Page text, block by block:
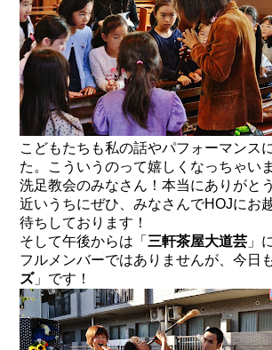
こどもたちも私の話やパフォーマンス
た。こういうのって嬉しくなっちゃい
洗足教会のみなさん！本当にありがと
近いうちにぜひ、みなさんでHOJにお
待ちしております！
そして午後からは「 三軒茶屋大道芸 」
フルメンバーではありませんが、今日
ズ」です！